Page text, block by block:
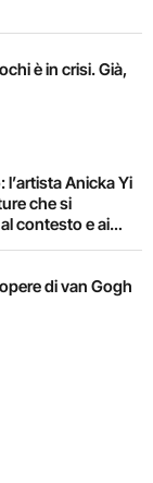
è in crisi. Già,
l’artista Anicka Yi
che si
contesto e ai
di van Gogh